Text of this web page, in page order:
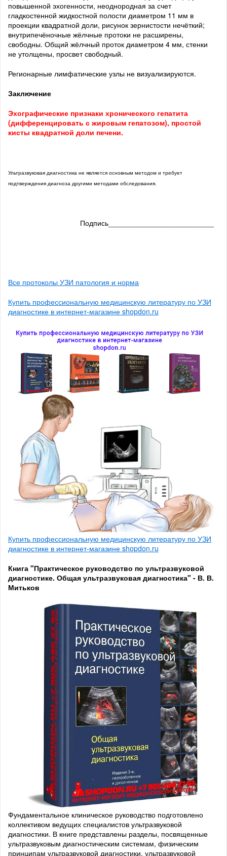
повышенной эхогенности, неоднородная за счет
гладкостенной жидкостной полости диаметром 11 мм в
проекции квадратной доли, рисунок зернистости нечёткий;
внутрипечёночные жёлчные протоки не расширены,
свободны. Общий жёлчный проток диаметром 4 мм, стенки
не утолщены, просвет свободный.
Регионарные лимфатические узлы не визуализируются.
Заключение
Эхографические признаки хронического гепатита
(дифференцировать с жировым гепатозом), простой
кисты квадратной доли печени.
Ультразвуковая диагностика не является основным методом и требует
подтверждения диагноза другими методами обследования.
Подпись__________________________
Все протоколы УЗИ патология и норма
Купить профессиональную медицинскую литературу по УЗИ
диагностике в интернет-магазине shopdon.ru
Купить профессиональную медицинскую литературу по УЗИ
диагностике в интернет-магазине shopdon.ru
Книга "Практическое руководство по ультразвуковой
диагностике. Общая ультразвуковая диагностика" - В. В.
Митьков
Фундаментальное клиническое руководство подготовлено
коллективом ведущих специалистов ультразвуковой
диагностики. В книге представлены разделы, посвященные
ультразвуковым диагностическим системам, физическим
принципам ультразвуковой диагностики, ультразвуковой